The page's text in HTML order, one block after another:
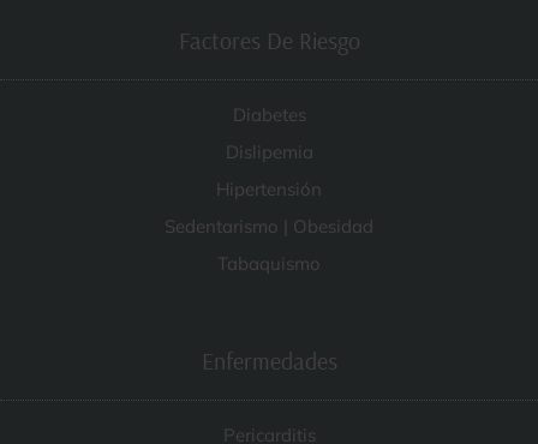
Factores De Riesgo
Diabetes
Dislipemia
Hipertensión
Sedentarismo | Obesidad
Tabaquismo
Enfermedades
Pericarditis